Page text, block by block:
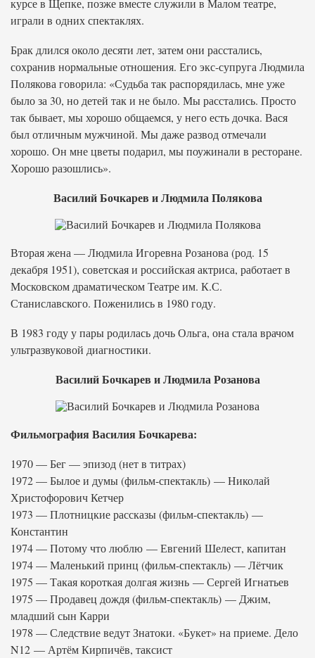
курсе в Щепке, позже вместе служили в Малом театре,
играли в одних спектаклях.
Брак длился около десяти лет, затем они расстались,
сохранив нормальные отношения. Его экс-супруга Людмила
Полякова говорила: «Судьба так распорядилась, мне уже
было за 30, но детей так и не было. Мы расстались. Просто
так бывает, мы хорошо общаемся, у него есть дочка. Вася
был отличным мужчиной. Мы даже развод отмечали
хорошо. Он мне цветы подарил, мы поужинали в ресторане.
Хорошо разошлись».
Василий Бочкарев и Людмила Полякова
Вторая жена — Людмила Игоревна Розанова (род. 15
декабря 1951), советская и российская актриса, работает в
Московском драматическом Театре им. К.С.
Станиславского. Поженились в 1980 году.
В 1983 году у пары родилась дочь Ольга, она стала врачом
ультразвуковой диагностики.
Василий Бочкарев и Людмила Розанова
Фильмография Василия Бочкарева:
1970 — Бег — эпизод (нет в титрах)
1972 — Былое и думы (фильм-спектакль) — Николай
Христофорович Кетчер
1973 — Плотницкие рассказы (фильм-спектакль) —
Константин
1974 — Потому что люблю — Евгений Шелест, капитан
1974 — Маленький принц (фильм-спектакль) — Лётчик
1975 — Такая короткая долгая жизнь — Сергей Игнатьев
1975 — Продавец дождя (фильм-спектакль) — Джим,
младший сын Карри
1978 — Следствие ведут Знатоки. «Букет» на приеме. Дело
N12 — Артём Кирпичёв, таксист